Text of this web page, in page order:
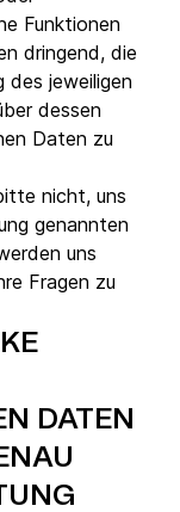
Funktionen
dringend, die
des jeweiligen
dessen
Daten zu
nicht, uns
genannten
uns
Fragen zu
DATEN